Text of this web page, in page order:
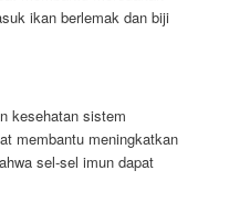
ikan berlemak dan biji
kesehatan sistem
membantu meningkatkan
sel-sel imun dapat